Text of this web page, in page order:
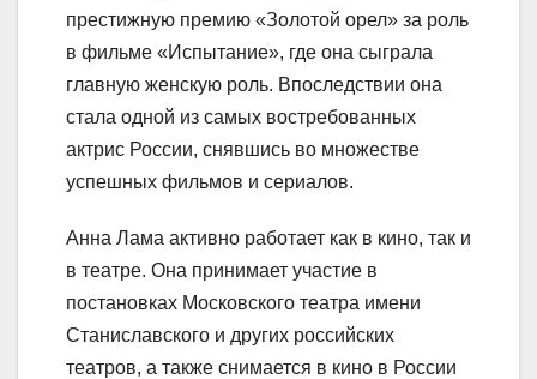
престижную премию «Золотой орел» за роль
в фильме «Испытание», где она сыграла
главную женскую роль. Впоследствии она
стала одной из самых востребованных
актрис России, снявшись во множестве
успешных фильмов и сериалов.
Анна Лама активно работает как в кино, так и
в театре. Она принимает участие в
постановках Московского театра имени
Станиславского и других российских
театров, а также снимается в кино в России